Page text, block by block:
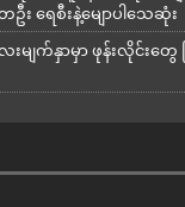
ရေစီးနဲ့မျောပါသေဆုံး
းမျက်နှာမှာ ဖုန်းလိုင်းတွေ